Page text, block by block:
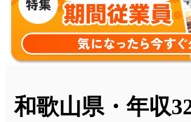
和歌山県・年収